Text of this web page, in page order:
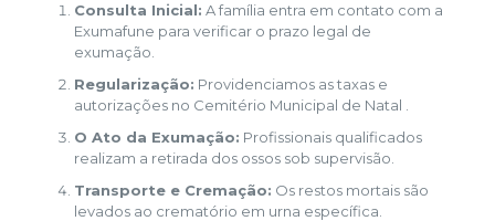
Consulta Inicial: A família entra em contato com a
Exumafune para verificar o prazo legal de
exumação.
Regularização: Providenciamos as taxas e
autorizações no Cemitério Municipal de Natal .
O Ato da Exumação: Profissionais qualificados
realizam a retirada dos ossos sob supervisão.
Transporte e Cremação: Os restos mortais são
levados ao crematório em urna específica.